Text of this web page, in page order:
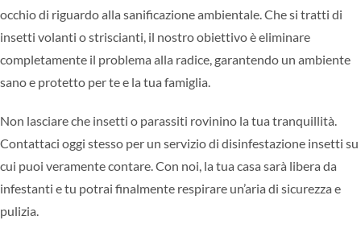
occhio di riguardo alla sanificazione ambientale. Che si tratti di
insetti volanti o striscianti, il nostro obiettivo è eliminare
completamente il problema alla radice, garantendo un ambiente
sano e protetto per te e la tua famiglia.
Non lasciare che insetti o parassiti rovinino la tua tranquillità.
Contattaci oggi stesso per un servizio di disinfestazione insetti su
cui puoi veramente contare. Con noi, la tua casa sarà libera da
infestanti e tu potrai finalmente respirare un’aria di sicurezza e
pulizia.